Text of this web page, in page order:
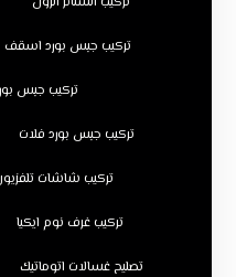
تركيب جبس بورد اسقف
تركيب جبس
تركيب جبس بورد فلات
تركيب شاشات
تركيب غرف نوم ايكيا
تصليح غسالات اتوماتيك